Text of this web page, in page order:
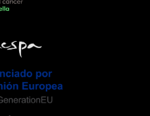
importante
las
esfuerzos en
La
entidades,
demuestra